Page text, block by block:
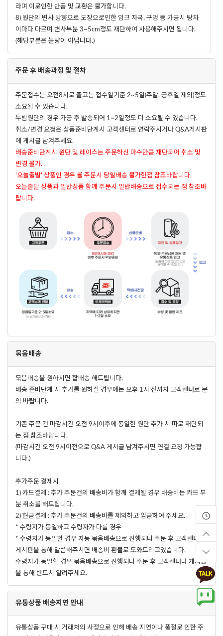
라며 이로인한 반품 및 교환은 불가합니다.
8) 원단의 변사 방향으로 도장으로인한 잉크 자국, 구멍 등 가공시 탕차
이마다 다르며 변사부분 3~5cm정도 재단하여 사용해주시면 됩니다.
(해당부분은 불량이 아닙니다.)
주문 후 배송과정 및 절차
주문접수는 오전8시로 출고는 접수일기준 2~5일(주말, 공휴일 제외)정도
소요될 수 있습니다.
누빔원단의 경우 가공 후 발송되어 1~2일정도 더 소요될 수 있습니다.
취소/변경 요청은 상품준비단계시 고객센터로 연락주시거나 Q&A게시판
에 게시글 남겨주세요.
배송준비단계시 원단 및 레이스는 주문하신 마수만큼 재단되어 취소 및
변경 불가.
'오늘출발' 상품인 경우 롤 주문시 당일배송 불가한점 참조바랍니다.
오늘출발 상품과 일반상품 함께 주문시 일반배송으로 접수되는 점 참조바
랍니다.
묶음배송
묶음배송을 원하시면 합배송 해드립니다.
배송 준비단계 시 추가를 원하실 경우에는 오후 1시 전까지 고객센터로 문
의 바랍니다.
기존 주문 건 마감시간 오전 9시이후에 동일한 원단 추가 시 따로 재단되
는 점 참조바랍니다.
(마감시간 오전 9시이전으로 Q&A 게시글 남겨주시면 연결 요청 가능합
니다.)
추가주문 결제시
1) 카드결제 : 추가 주문건의 배송비가 함께 결제될 경우 배송비는 카드 부
분 취소를 해드립니다.
2) 현금결제 : 추가 주문건의 배송비를 제외하고 입금하여 주세요.
* 수령지가 동일하고 수령자가 다를 경우
* 수령지가 동일할 경우 자동 묶음배송으로 진행되니 주문 후 고객센터나
게시판을 통해 말씀해주시면 배송비 환불로 도와드리고있습니다.
수령지가 동일할 경우 묶음배송으로 진행되니 주문 후 고객센터나 게시판
을 통해 반드시 알려주세요.
유통상품 배송지연 안내
유통상품 구매 시 거래처의 사정으로 인해 배송 지연이나 품절로 인한 주